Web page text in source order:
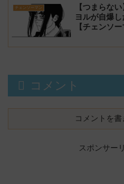
チェンソーマン
【つまらな
ヨルが自爆
【チェンソ
コメント
コメントを書
スポンサー